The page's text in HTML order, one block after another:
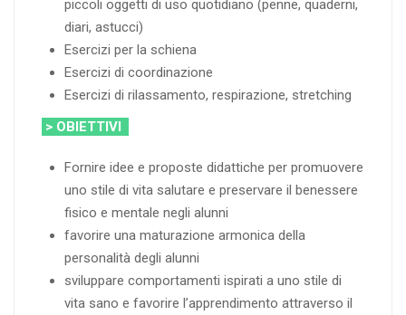
piccoli oggetti di uso quotidiano (penne, quaderni,
diari, astucci)
Esercizi per la schiena
Esercizi di coordinazione
Esercizi di rilassamento, respirazione, stretching
> OBIETTIVI
Fornire idee e proposte didattiche per promuovere
uno stile di vita salutare e preservare il benessere
fisico e mentale negli alunni
favorire una maturazione armonica della
personalità degli alunni
sviluppare comportamenti ispirati a uno stile di
vita sano e favorire l’apprendimento attraverso il